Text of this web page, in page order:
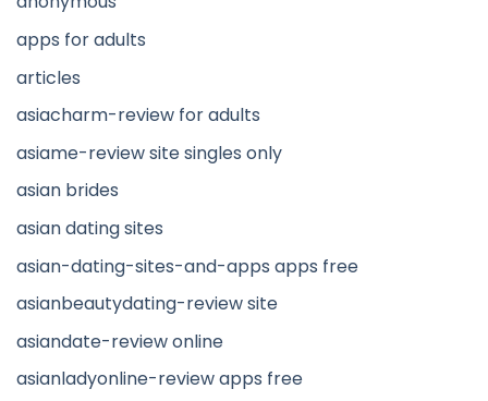
apps for adults
articles
asiacharm-review for adults
asiame-review site singles only
asian brides
asian dating sites
asian-dating-sites-and-apps apps free
asianbeautydating-review site
asiandate-review online
asianladyonline-review apps free